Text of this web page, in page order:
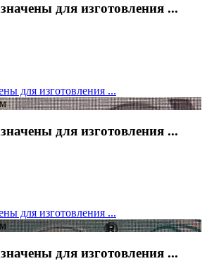
для изготовления ...
для изготовления ...
для изготовления ...
для изготовления ...
для изготовления ...